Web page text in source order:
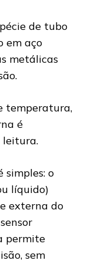
de tubo
em aço
metálicas
temperatura,
é
leitura.
simples: o
líquido)
externa do
permite
sem